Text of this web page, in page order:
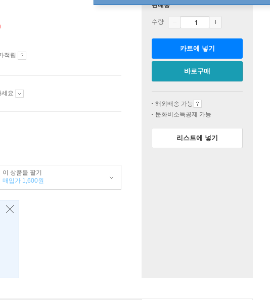
적립
세요
이 상품을 팔기
매입가 1,600원
판매중
수량
카트에 넣기
바로구매
해외배송 가능
문화비소득공제 가능
리스트에 넣기